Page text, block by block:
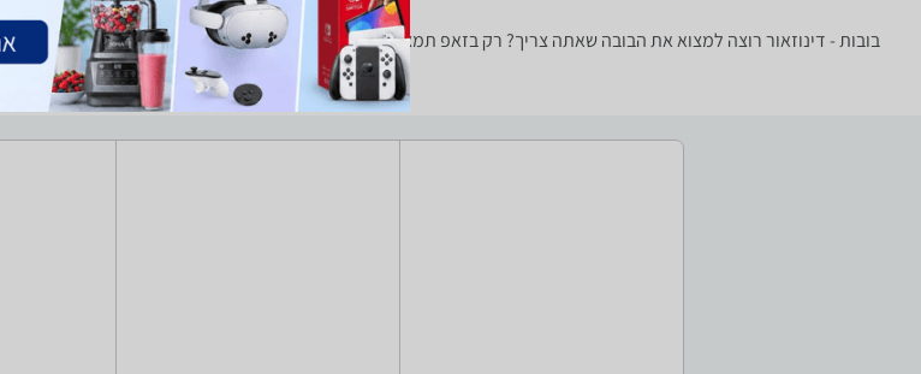
בובות - ‏דינוזאור רוצה למצוא את הבובה שאתה צריך? רק בזאפ תמצא מאות ביקורות על בובות מערכת סינון מתקדמת לפי